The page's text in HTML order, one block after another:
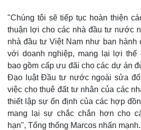
"Chúng tôi sẽ tiếp tục hoàn thiện
thuận lợi cho các nhà đầu tư nước
nhà đầu tư Việt Nam như ban hành
với doanh nghiệp, mang lại lợi thế
bao gồm cấp ưu đãi cho các dự án
Đạo luật Đầu tư nước ngoài sửa
việc cho thuê đất tư nhân của các
thiết lập sự ổn định của các hợp
mang lại sự chắc chắn hơn cho
hạn", Tổng thống Marcos nhấn mạnh.